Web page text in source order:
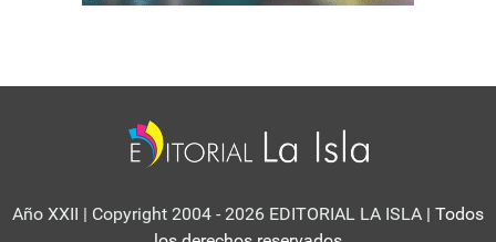
Año XXII | Copyright 2004 - 2026 EDITORIAL LA ISLA | Todos